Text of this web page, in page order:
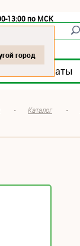
13:00 по МСК
Мясокомбинаты
город
• Каталог •